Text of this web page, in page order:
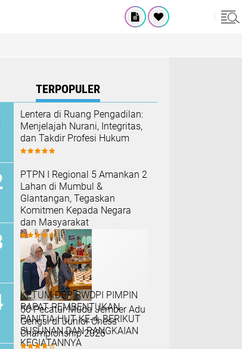
TERPOPULER
​Lentera di Ruang Pengadilan:
Menjelajah Nurani, Integritas,
dan Takdir Profesi Hukum
PTPN I Regional 5 Amankan 2
Lahan di Mumbul &
Glantangan, Tegaskan
Komitmen Kepada Negara
dan Masyarakat
50 Pecatur Muda Jember Adu
Gengsi di Junior Chess
Championship 2026
KETUM DPP PWDPI PIMPIN
RAPAT PEMBENTUKAN
PANITIA HUT KE-4, BERIKUT
SUSUNAN DAN RANGKAIAN
KEGIATANNYA